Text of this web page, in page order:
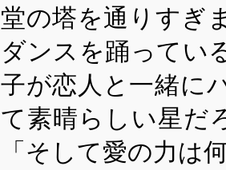
堂の塔を通りすぎ
ダンスを踊ってい
子が恋人と一緒に
て素晴らしい星だ
「そして愛の力は